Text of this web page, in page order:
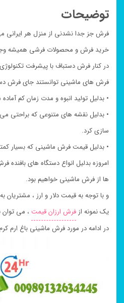
توضیحات
فرش جز جدا نشدنی از منزل هر ایرانی
خرید فرش و محصولات فرشی همیشه
در کنار فرش دستباف با پیشرفت
فرش های ماشینی توانستند جای فرش
• بدلیل تولید انبوه و مدت زمان کم
• بدلیل نقشه های متنوعی که براحتی
سازی کرد.
• بدلیل قیمت فرش ماشینی که بسیار
امروزه بدلیل انواع دستگاه های
ها از فرش ماشینی خواهیم بود.
و با توجه به قیمت دلار و ارز ،
یک نمونه ازفرش ارزان قیمت
در ادامه در مورد فرش ماشینی باغ ارم